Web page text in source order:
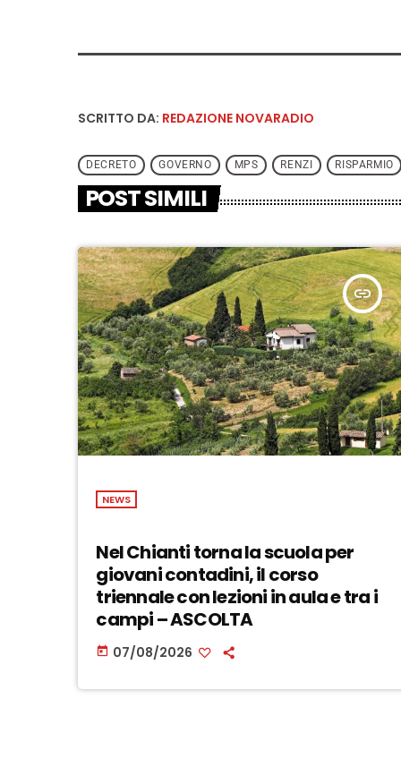
SCRITTO DA: REDAZIONE NOVARADIO
DECRETO GOVERNO MPS RENZI RISPARMIO
POST SIMILI
insert_link
NEWS
Nel Chianti torna la scuola per
giovani contadini, il corso
triennale con lezioni in aula e tra i
campi – ASCOLTA
today 07/08/2026